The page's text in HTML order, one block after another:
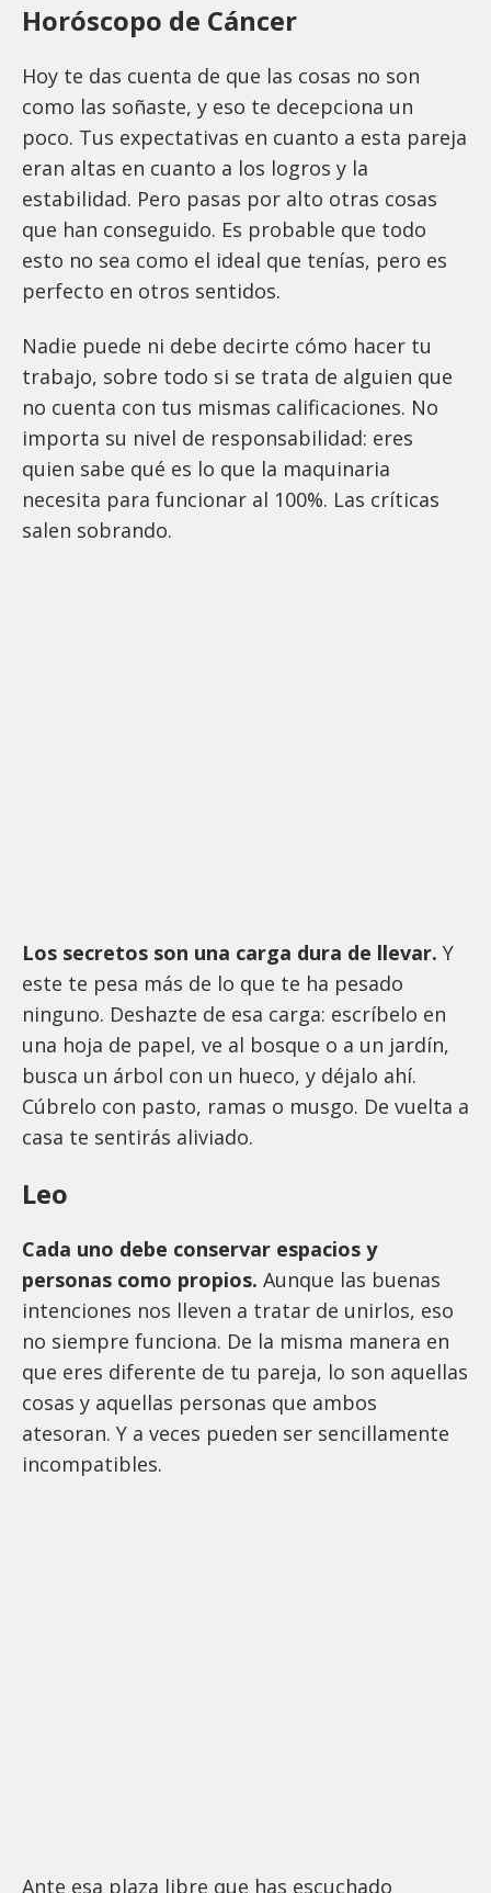
Horóscopo de Cáncer
Hoy te das cuenta de que las cosas no son
como las soñaste, y eso te decepciona un
poco. Tus expectativas en cuanto a esta pareja
eran altas en cuanto a los logros y la
estabilidad. Pero pasas por alto otras cosas
que han conseguido. Es probable que todo
esto no sea como el ideal que tenías, pero es
perfecto en otros sentidos.
Nadie puede ni debe decirte cómo hacer tu
trabajo, sobre todo si se trata de alguien que
no cuenta con tus mismas calificaciones. No
importa su nivel de responsabilidad: eres
quien sabe qué es lo que la maquinaria
necesita para funcionar al 100%. Las críticas
salen sobrando.
Los secretos son una carga dura de llevar. Y
este te pesa más de lo que te ha pesado
ninguno. Deshazte de esa carga: escríbelo en
una hoja de papel, ve al bosque o a un jardín,
busca un árbol con un hueco, y déjalo ahí.
Cúbrelo con pasto, ramas o musgo. De vuelta a
casa te sentirás aliviado.
Leo
Cada uno debe conservar espacios y
personas como propios. Aunque las buenas
intenciones nos lleven a tratar de unirlos, eso
no siempre funciona. De la misma manera en
que eres diferente de tu pareja, lo son aquellas
cosas y aquellas personas que ambos
atesoran. Y a veces pueden ser sencillamente
incompatibles.
Ante esa plaza libre que has escuchado